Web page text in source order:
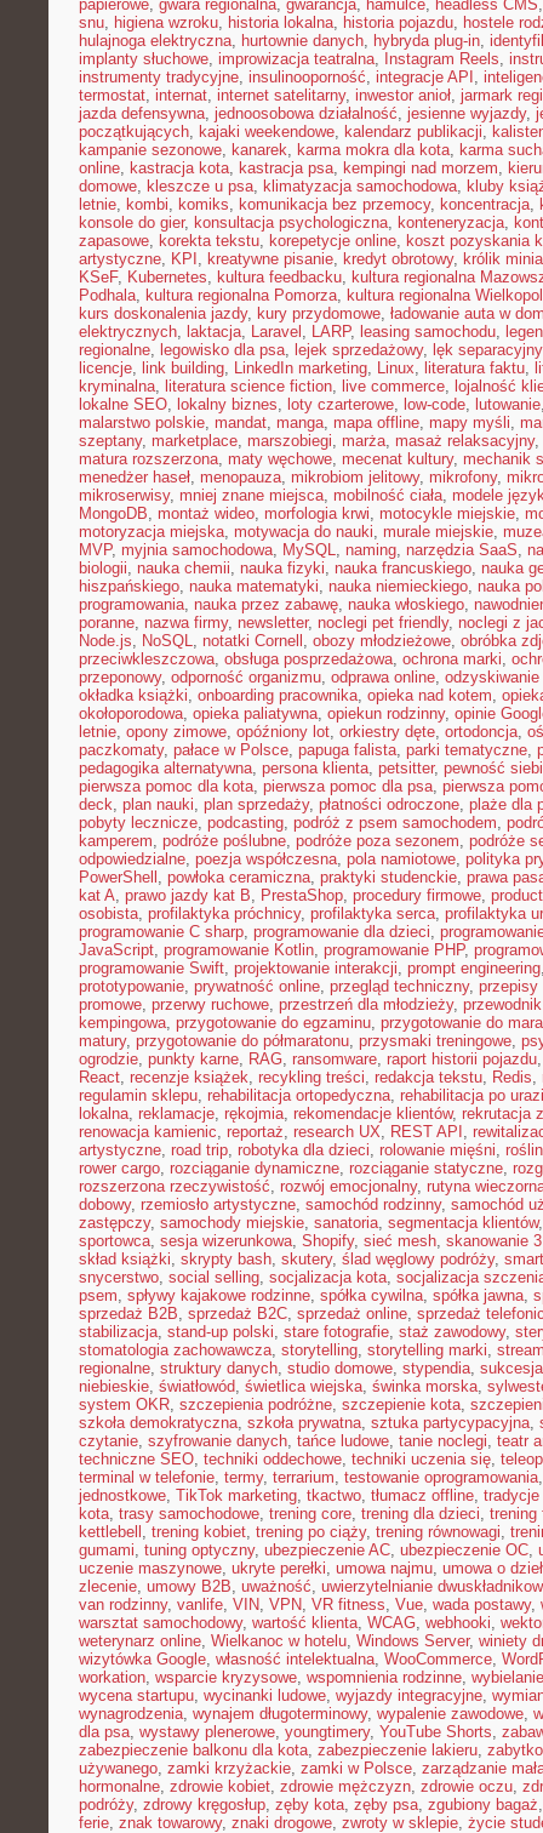
papierowe, gwara regionalna, gwarancja, hamulce, headless CMS
snu, higiena wzroku, historia lokalna, historia pojazdu, hostele
hulajnoga elektryczna, hurtownie danych, hybryda plug-in,
implanty słuchowe, improwizacja teatralna, Instagram Reels,
instrumenty tradycyjne, insulinooporność, integracje API ,
termostat, internat, internet satelitarny, inwestor anioł, jarmark
jazda defensywna, jednoosobowa działalność, jesienne wyjazdy,
początkujących, kajaki weekendowe, kalendarz publikacji,
kampanie sezonowe, kanarek, karma mokra dla kota, karma
online, kastracja kota, kastracja psa, kempingi nad morzem,
domowe, kleszcze u psa, klimatyzacja samochodowa, kluby
letnie, kombi, komiks, komunikacja bez przemocy, koncentracja,
konsole do gier, konsultacja psychologiczna, konteneryzacja,
zapasowe, korekta tekstu, korepetycje online, koszt pozyskania
artystyczne, KPI , kreatywne pisanie, kredyt obrotowy, królik
KSeF, Kubernetes, kultura feedbacku, kultura regionalna
Podhala, kultura regionalna Pomorza, kultura regionalna
kurs doskonalenia jazdy, kury przydomowe, ładowanie auta w
elektrycznych, laktacja, Laravel , LARP, leasing samochodu,
regionalne, legowisko dla psa, lejek sprzedażowy, lęk
licencje, link building, LinkedIn marketing, Linux, literatura faktu,
kryminalna, literatura science fiction, live commerce, lojalność
lokalne SEO, lokalny biznes, loty czarterowe, low-code, lutowanie
malarstwo polskie, mandat, manga, mapa offline, mapy myśli,
szeptany, marketplace, marszobiegi, marża, masaż relaksacyjny,
matura rozszerzona, maty węchowe, mecenat kultury, mechanik
menedżer haseł, menopauza, mikrobiom jelitowy, mikrofony,
mikroserwisy, mniej znane miejsca, mobilność ciała, modele
MongoDB, montaż wideo, morfologia krwi, motocykle miejskie,
motoryzacja miejska, motywacja do nauki, murale miejskie,
MVP, myjnia samochodowa, MySQL, naming, narzędzia SaaS,
biologii, nauka chemii, nauka fizyki, nauka francuskiego, nauka
hiszpańskiego, nauka matematyki, nauka niemieckiego, nauka
programowania, nauka przez zabawę, nauka włoskiego,
poranne, nazwa firmy, newsletter, noclegi pet friendly, noclegi z
Node.js, NoSQL, notatki Cornell , obozy młodzieżowe, obróbka
przeciwkleszczowa, obsługa posprzedażowa, ochrona marki,
przeponowy, odporność organizmu, odprawa online,
okładka książki, onboarding pracownika, opieka nad kotem,
okołoporodowa, opieka paliatywna, opiekun rodzinny, opinie
letnie, opony zimowe, opóźniony lot, orkiestry dęte, ortodoncja,
paczkomaty, pałace w Polsce, papuga falista, parki tematyczne,
pedagogika alternatywna, persona klienta, petsitter, pewność
pierwsza pomoc dla kota, pierwsza pomoc dla psa, pierwsza
deck, plan nauki, plan sprzedaży, płatności odroczone, plaże dla
pobyty lecznicze, podcasting, podróż z psem samochodem,
kamperem, podróże poślubne, podróże poza sezonem, podróże
odpowiedzialne, poezja współczesna, pola namiotowe, polityka
PowerShell , powłoka ceramiczna, praktyki studenckie, prawa
kat A, prawo jazdy kat B, PrestaShop, procedury firmowe,
osobista, profilaktyka próchnicy, profilaktyka serca, profilaktyka
programowanie C sharp, programowanie dla dzieci,
JavaScript, programowanie Kotlin, programowanie PHP,
programowanie Swift, projektowanie interakcji, prompt engineering
prototypowanie, prywatność online, przegląd techniczny, przepisy
promowe, przerwy ruchowe, przestrzeń dla młodzieży,
kempingowa, przygotowanie do egzaminu, przygotowanie do
matury, przygotowanie do półmaratonu, przysmaki treningowe,
ogrodzie, punkty karne, RAG, ransomware, raport historii pojazdu
React, recenzje książek, recykling treści, redakcja tekstu, Redis,
regulamin sklepu, rehabilitacja ortopedyczna, rehabilitacja po
lokalna, reklamacje, rękojmia, rekomendacje klientów, rekrutacja
renowacja kamienic, reportaż, research UX, REST API ,
artystyczne, road trip, robotyka dla dzieci, rolowanie mięśni,
rower cargo, rozciąganie dynamiczne, rozciąganie statyczne,
rozszerzona rzeczywistość, rozwój emocjonalny, rutyna
dobowy, rzemiosło artystyczne, samochód rodzinny, samochód
zastępczy, samochody miejskie, sanatoria, segmentacja klientów
sportowca, sesja wizerunkowa, Shopify, sieć mesh, skanowanie
skład książki, skrypty bash, skutery, ślad węglowy podróży,
snycerstwo, social selling, socjalizacja kota, socjalizacja
psem, spływy kajakowe rodzinne, spółka cywilna, spółka jawna,
sprzedaż B2B, sprzedaż B2C, sprzedaż online, sprzedaż
stabilizacja, stand-up polski, stare fotografie, staż zawodowy,
stomatologia zachowawcza, storytelling, storytelling marki,
regionalne, struktury danych, studio domowe, stypendia,
niebieskie, światłowód, świetlica wiejska, świnka morska,
system OKR, szczepienia podróżne, szczepienie kota,
szkoła demokratyczna, szkoła prywatna, sztuka partycypacyjna,
czytanie, szyfrowanie danych, tańce ludowe, tanie noclegi, teatr
techniczne SEO, techniki oddechowe, techniki uczenia się,
terminal w telefonie, termy, terrarium, testowanie oprogramowania
jednostkowe, TikTok marketing, tkactwo, tłumacz offline, tradycje
kota, trasy samochodowe, trening core, trening dla dzieci, trening
kettlebell , trening kobiet, trening po ciąży, trening równowagi,
gumami, tuning optyczny, ubezpieczenie AC, ubezpieczenie OC,
uczenie maszynowe, ukryte perełki, umowa najmu, umowa o
zlecenie, umowy B2B, uważność, uwierzytelnianie
van rodzinny, vanlife, VIN, VPN, VR fitness, Vue, wada postawy,
warsztat samochodowy, wartość klienta, WCAG, webhooki,
weterynarz online, Wielkanoc w hotelu, Windows Server, winiety
wizytówka Google, własność intelektualna, WooCommerce,
workation, wsparcie kryzysowe, wspomnienia rodzinne,
wycena startupu, wycinanki ludowe, wyjazdy integracyjne,
wynagrodzenia, wynajem długoterminowy, wypalenie zawodowe,
dla psa, wystawy plenerowe, youngtimery, YouTube Shorts,
zabezpieczenie balkonu dla kota, zabezpieczenie lakieru,
używanego, zamki krzyżackie, zamki w Polsce, zarządzanie
hormonalne, zdrowie kobiet, zdrowie mężczyzn, zdrowie oczu,
podróży, zdrowy kręgosłup, zęby kota, zęby psa, zgubiony bagaż
ferie, znak towarowy, znaki drogowe, zwroty w sklepie, życie